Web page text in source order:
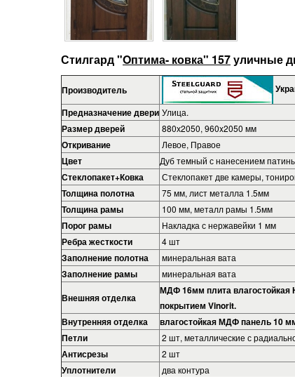
Стилгард "Oптима- ковка" 157уличные
Производитель
Предназначение двери Улица.
Размер дверей 880х2050, 960x2050 мм
Откривание Левое, Правое
Цвет Дуб темный с нанесением
Стеклопакет+Ковка Стеклопакет две камеры,
Толщина полотна 75 мм, лист металла 1.5мм
Толщина рамы 100 мм, металл рамы 1.5мм
Порог рамы Накладка с нержавейки 1 мм
Ребра жесткости 4 шт
Заполнение полотна минеральная вата
Заполнение рамы минеральная вата
Внешняя отделка
МДФ 16мм плита влагостойкая
покрытием Vinorit.
Внутренняя отделка
влагостойкая МДФ панель 10
Петли
2 шт, металлические с
Антисрезы 2 шт
Уплотнители два контура